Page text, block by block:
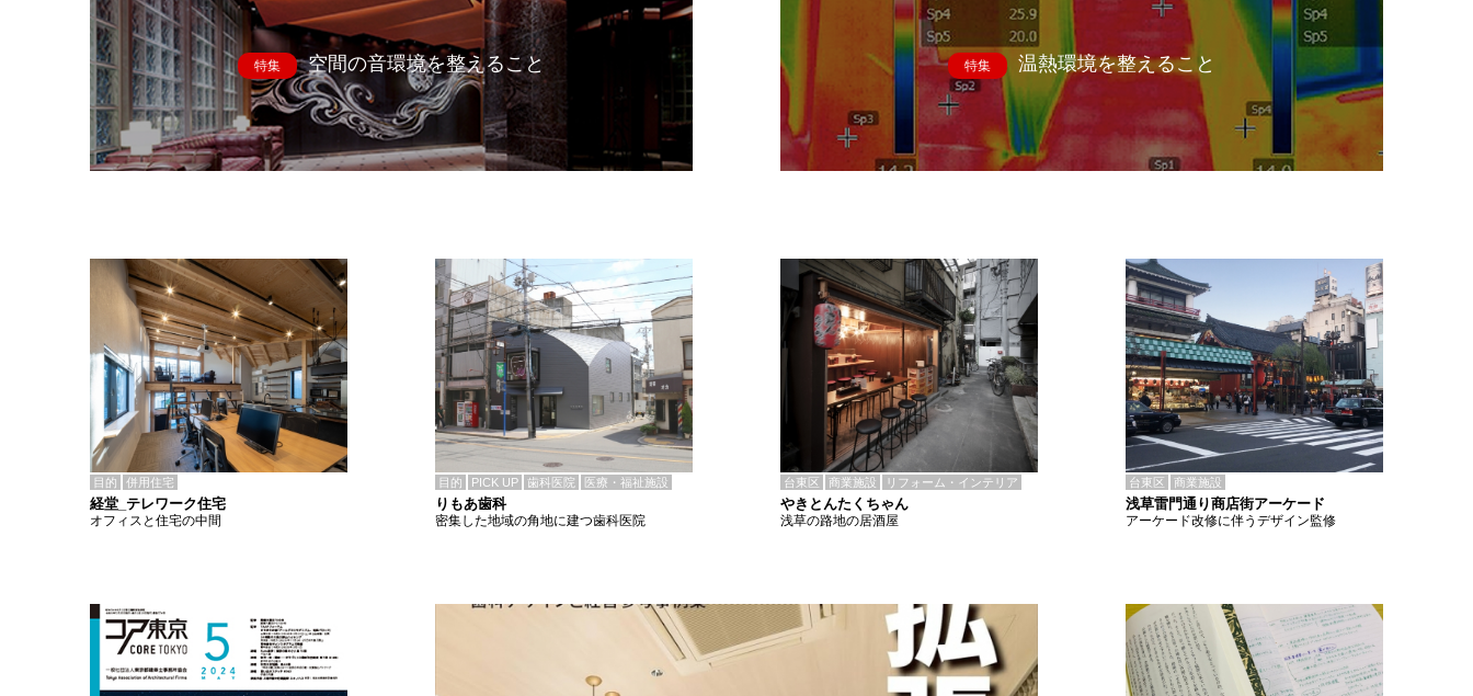
特集 空間の音環境を整えること 特集 温熱環境を整えること
目的 併用住宅
経堂_テレワーク住宅
オフィスと住宅の中間
目的 PICK UP 歯科医院 医療・福祉施設
りもあ歯科
密集した地域の角地に建つ歯科医院
台東区 商業施設 リフォーム・インテリア
やきとんたくちゃん
浅草の路地の居酒屋
台東区 商業施設
浅草雷門通り商店街アーケード
アーケード改修に伴うデザイン監修